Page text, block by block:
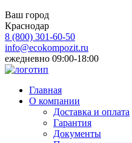
Ваш город
Краснодар
8 (800) 301-60-50
info@ecokompozit.ru
ежедневно 09:00-18:00
Главная
О компании
Доставка и оплата
Гарантия
Документы